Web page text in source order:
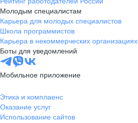
Молодым специалистам
Карьера для молодых специалистов
Школа программистов
Карьера в некоммерческих организациях
Боты для уведомлений
Мобильное приложение
Этика и комплаенс
Оказание услуг
Использование сайтов